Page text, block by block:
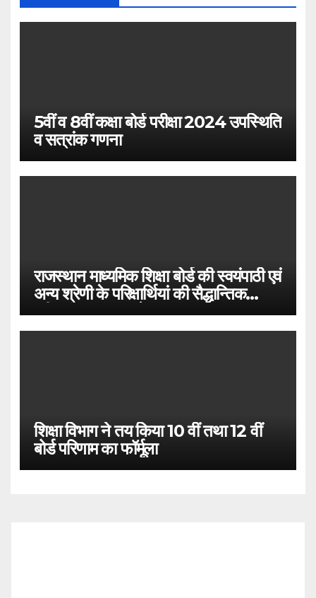
5वीं व 8वीं कक्षा बोर्ड परीक्षा 2024 उपस्थिति
व सत्रांक गणना
राजस्थान माध्यमिक शिक्षा बोर्ड की स्वयंपाठी एवं
अन्य श्रेणी के परिक्षार्थियां की सैद्धान्तिक
परीक्षाएं 12 अगस्त से प्रारम्भ
शिक्षा विभाग ने तय किया 10 वीं तथा 12 वीं
बोर्ड परिणाम का फॉर्मूला